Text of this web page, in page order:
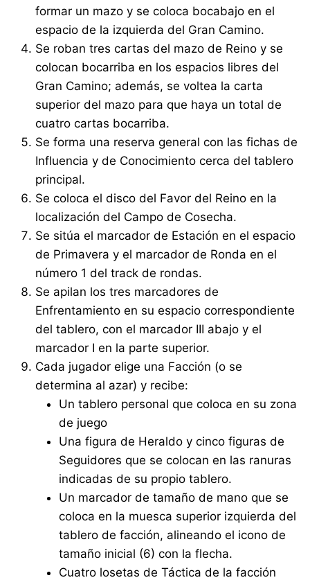
formar un mazo y se coloca bocabajo en el
espacio de la izquierda del Gran Camino.
Se roban tres cartas del mazo de Reino y se
colocan bocarriba en los espacios libres del
Gran Camino; además, se voltea la carta
superior del mazo para que haya un total de
cuatro cartas bocarriba.
Se forma una reserva general con las fichas de
Influencia y de Conocimiento cerca del tablero
principal.
Se coloca el disco del Favor del Reino en la
localización del Campo de Cosecha.
Se sitúa el marcador de Estación en el espacio
de Primavera y el marcador de Ronda en el
número 1 del track de rondas.
Se apilan los tres marcadores de
Enfrentamiento en su espacio correspondiente
del tablero, con el marcador III abajo y el
marcador I en la parte superior.
Cada jugador elige una Facción (o se
determina al azar) y recibe:
Un tablero personal que coloca en su zona
de juego
Una figura de Heraldo y cinco figuras de
Seguidores que se colocan en las ranuras
indicadas de su propio tablero.
Un marcador de tamaño de mano que se
coloca en la muesca superior izquierda del
tablero de facción, alineando el icono de
tamaño inicial (6) con la flecha.
Cuatro losetas de Táctica de la facción